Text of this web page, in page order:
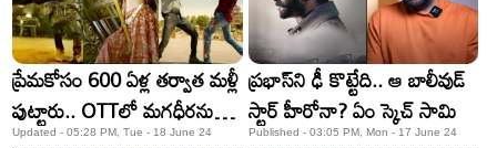
ప్రేమకోసం 600 ఏళ్ల తర్వాత మళ్లీ
పుట్టారు.. OTTలో మగధీరను
Updated - 05:28 PM, Tue - 18 June 24
ప్రభాస్‌ని ఢీ కొట్టేది.. ఆ బాలీవుడ్
స్టార్ హీరోనా? ఏం స్కెచ్ సామి
Published - 03:05 PM, Mon - 17 June 24